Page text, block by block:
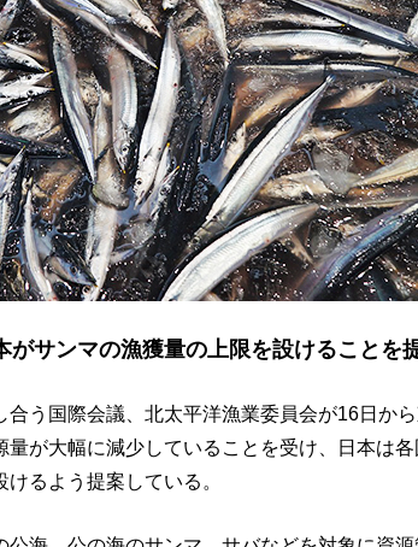
がサンマの漁獲量の上限を設けることを
う国際会議、北太平洋漁業委員会が16日か
量が大幅に減少していることを受け、日本は
るよう提案している。